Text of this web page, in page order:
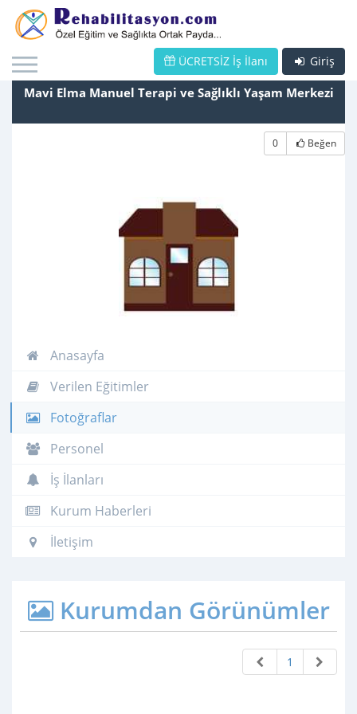
Giriş
ÜCRETSİZ İş İlanı
Mavi Elma Manuel Terapi ve Sağlıklı Yaşam Merkezi
0 Beğen
Anasayfa
Verilen Eğitimler
Fotoğraflar
Personel
İş İlanları
Kurum Haberleri
İletişim
Kurumdan Görünümler
1